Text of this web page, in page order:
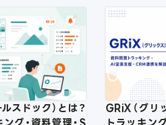
スドック）とは？
GRiX（グリ